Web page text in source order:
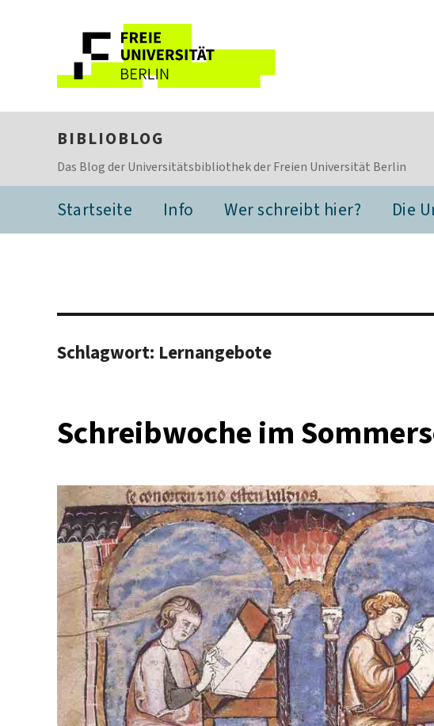
BIBLIOBLOG
Das Blog der Universitätsbibliothek der Freien Universität Berlin
Startseite Info Wer schreibt hier? Die
Schlagwort: Lernangebote
Schreibwoche im